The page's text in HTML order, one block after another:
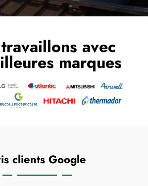
avec
marques
clients Google